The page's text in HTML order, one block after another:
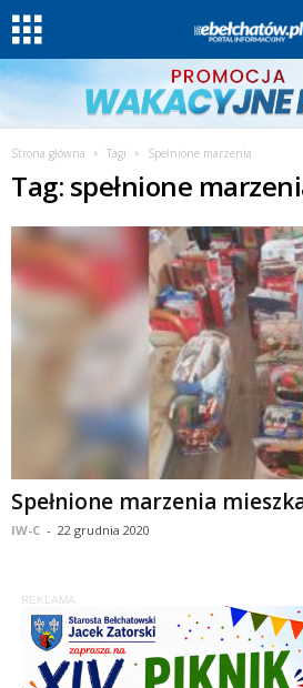
Strona główna Tagi Spełnione marzenia
Tag: spełnione
Spełnione marzenia
IW-C - 22 grudnia 2020
REKLAMA